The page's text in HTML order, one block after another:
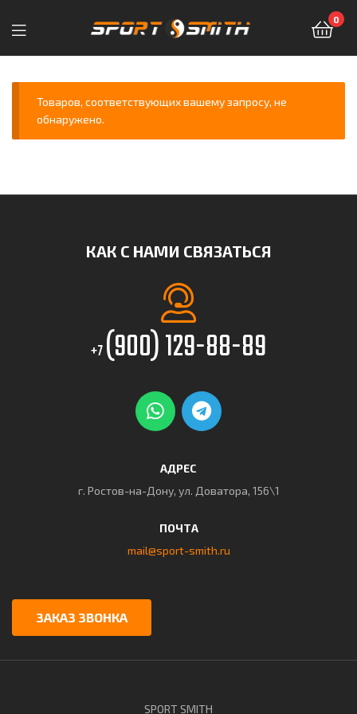
Sport-
Smith
—
спортивных
0
Товаров, соответствующих вашему запросу, не
обнаружено.
КАК С НАМИ СВЯЗАТЬСЯ
+7(900) 129-88-89
АДРЕС
г. Ростов-на-Дону, ул. Доватора, 156\1
ПОЧТА
mail@sport-smith.ru
ЗАКАЗ ЗВОНКА
SPORT SMITH